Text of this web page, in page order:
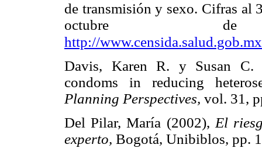
de transmisión y sexo. Cifras al
octubre
http://
Davis, Karen R. y Susan C.
condoms in reducing
Planning Perspectives, vol.
Del Pilar, María (2002), El
experto, Bogotá, Unibiblos,